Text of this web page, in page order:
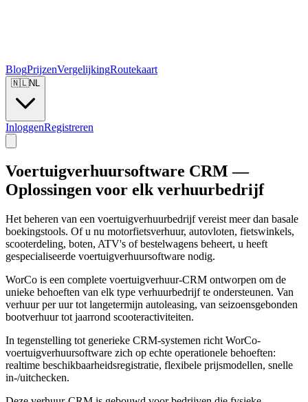
BlogPrijzenVergelijkingRoutekaart
🇳🇱NL
InloggenRegistreren
Voertuigverhuursoftware CRM —
Oplossingen voor elk verhuurbedrijf
Het beheren van een voertuigverhuurbedrijf vereist meer dan basale
boekingstools. Of u nu motorfietsverhuur, autovloten, fietswinkels,
scooterdeling, boten, ATV's of bestelwagens beheert, u heeft
gespecialiseerde voertuigverhuursoftware nodig.
WorCo is een complete voertuigverhuur-CRM ontworpen om de
unieke behoeften van elk type verhuurbedrijf te ondersteunen. Van
verhuur per uur tot langetermijn autoleasing, van seizoensgebonden
bootverhuur tot jaarrond scooteractiviteiten.
In tegenstelling tot generieke CRM-systemen richt WorCo-
voertuigverhuursoftware zich op echte operationele behoeften:
realtime beschikbaarheidsregistratie, flexibele prijsmodellen, snelle
in-/uitchecken.